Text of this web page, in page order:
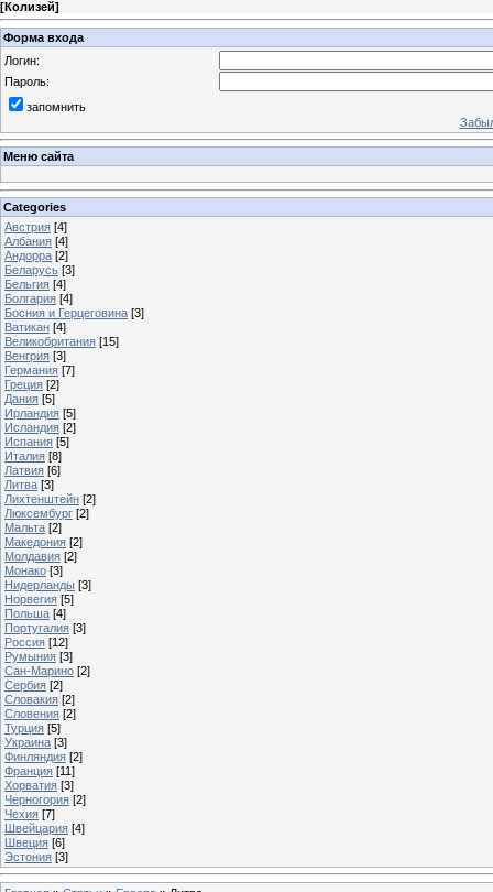
[Колизей]
Форма входа
Логин:
Пароль:
запомнить
Меню сайта
Categories
Австрия [4]
Албания [4]
Андорра [2]
Беларусь [3]
Бельгия [4]
Болгария [4]
Босния и Герцеговина [3]
Ватикан [4]
Великобритания [15]
Венгрия [3]
Германия [7]
Греция [2]
Дания [5]
Ирландия [5]
Исландия [2]
Испания [5]
Италия [8]
Латвия [6]
Литва [3]
Лихтенштейн [2]
Люксембург [2]
Мальта [2]
Македония [2]
Молдавия [2]
Монако [3]
Нидерланды [3]
Норвегия [5]
Польша [4]
Португалия [3]
Россия [12]
Румыния [3]
Сан-Марино [2]
Сербия [2]
Словакия [2]
Словения [2]
Турция [5]
Украина [3]
Финляндия [2]
Франция [11]
Хорватия [3]
Черногория [2]
Чехия [7]
Швейцария [4]
Швеция [6]
Эстония [3]